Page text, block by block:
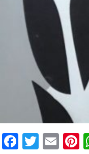
Facebook
Twitter